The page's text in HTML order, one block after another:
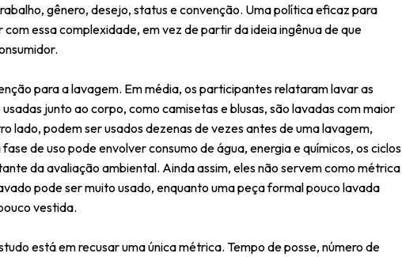
gênero, desejo, status e convenção. Uma política eficaz para
essa complexidade, em vez de partir da ideia ingênua de que
para a lavagem. Em média, os participantes relataram lavar as
junto ao corpo, como camisetas e blusas, são lavadas com maior
lado, podem ser usados dezenas de vezes antes de uma lavagem,
de uso pode envolver consumo de água, energia e químicos, os ciclos
da avaliação ambiental. Ainda assim, eles não servem como métrica
pode ser muito usado, enquanto uma peça formal pouco lavada
vestida.
está em recusar uma única métrica. Tempo de posse, número de